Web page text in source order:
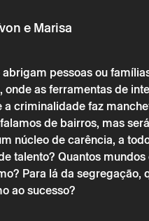
e Marisa
pessoas ou
as ferramentas de
criminalidade faz
de bairros, mas
núcleo de carência, a
talento? Quantos
Para lá da segregação,
ao sucesso?
Sábado 22 abril
CONVERSAS
DIREÇÃO AO